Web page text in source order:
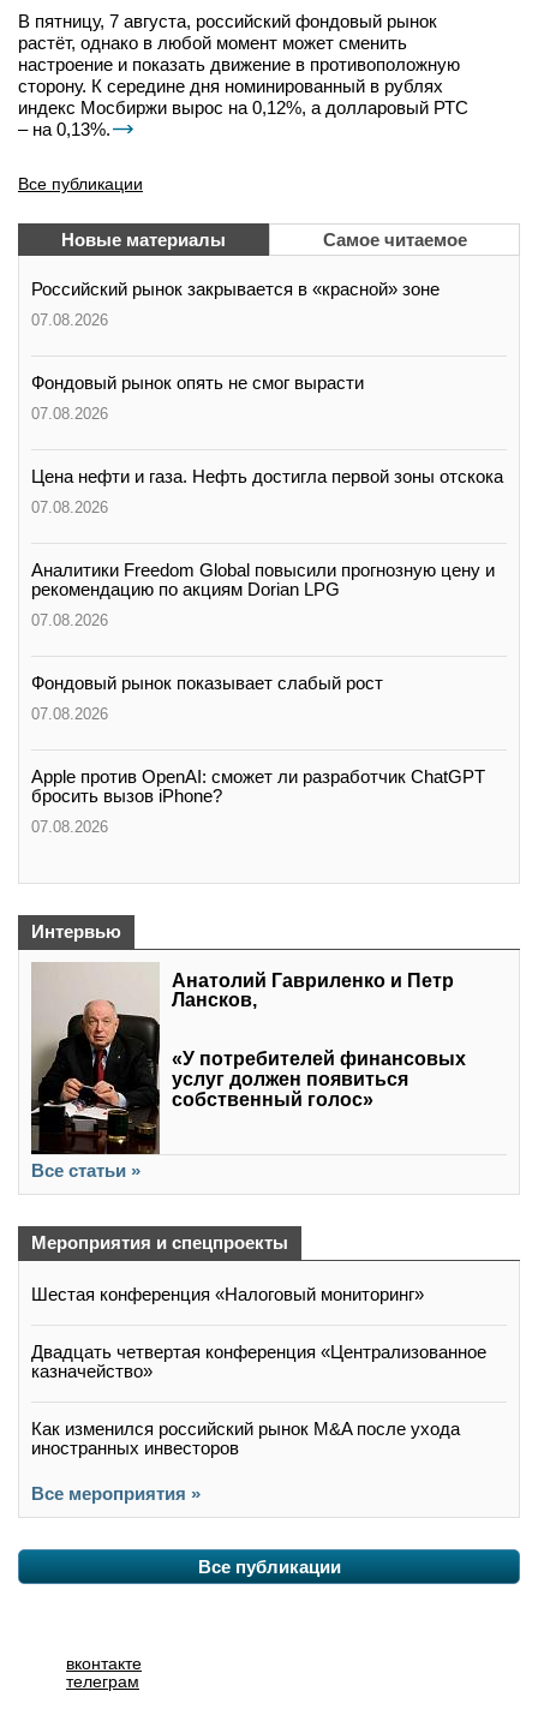
В пятницу, 7 августа, российский фондовый рынок
растёт, однако в любой момент может сменить
настроение и показать движение в противоположную
сторону. К середине дня номинированный в рублях
индекс Мосбиржи вырос на 0,12%, а долларовый РТС
– на 0,13%.
Все публикации
Новые материалы Самое читаемое
Российский рынок закрывается в «красной» зоне
07.08.2026
Фондовый рынок опять не смог вырасти
07.08.2026
Цена нефти и газа. Нефть достигла первой зоны отскока
07.08.2026
Аналитики Freedom Global повысили прогнозную цену и
рекомендацию по акциям Dorian LPG
07.08.2026
Фондовый рынок показывает слабый рост
07.08.2026
Apple против OpenAI: сможет ли разработчик ChatGPT
бросить вызов iPhone?
07.08.2026
Интервью
Анатолий Гавриленко и Петр
Лансков,
«У потребителей финансовых
услуг должен появиться
собственный голос»
Все статьи »
Мероприятия и спецпроекты
Шестая конференция «Налоговый мониторинг»
Двадцать четвертая конференция «Централизованное
казначейство»
Как изменился российский рынок M&A после ухода
иностранных инвесторов
Все мероприятия »
Все публикации
вконтакте
телеграм